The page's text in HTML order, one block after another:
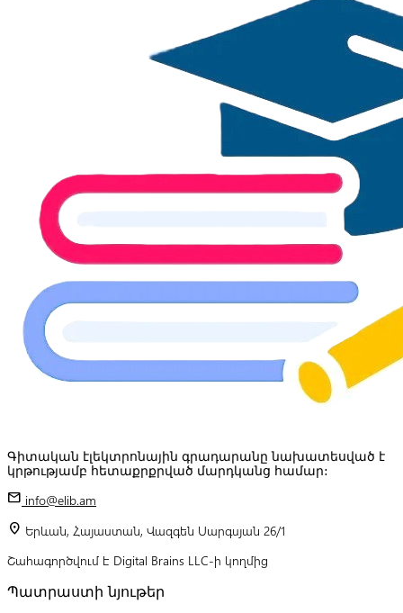
Գիտական էլեկտրոնային գրադարանը նախատեսված է
կրթությամբ հետաքրքրված մարդկանց համար:
mail info@elib.am
location_on Երևան, Հայաստան, Վազգեն Սարգսյան 26/1
Շահագործվում է Digital Brains LLC-ի կողմից
Պատրաստի նյութեր